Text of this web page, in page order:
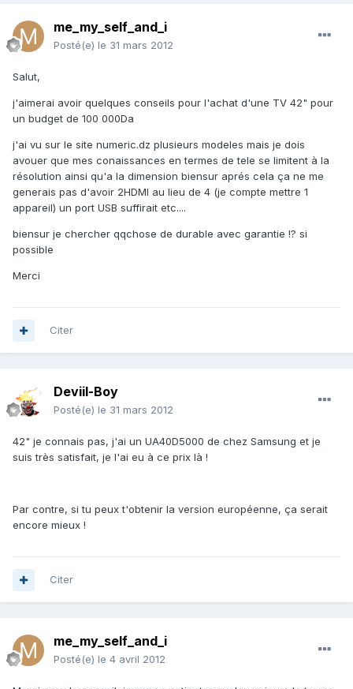
me_my_self_and_i
Posté(e) le 31 mars 2012
Salut,
j'aimerai avoir quelques conseils pour l'achat d'une TV 42" pour
un budget de 100 000Da
j'ai vu sur le site numeric.dz plusieurs modeles mais je dois
avouer que mes conaissances en termes de tele se limitent à la
résolution ainsi qu'a la dimension biensur aprés cela ça ne me
generais pas d'avoir 2HDMI au lieu de 4 (je compte mettre 1
appareil) un port USB suffirait etc....
biensur je chercher qqchose de durable avec garantie !? si
possible
Merci
Citer
Deviil-Boy
Posté(e) le 31 mars 2012
42" je connais pas, j'ai un UA40D5000 de chez Samsung et je
suis très satisfait, je l'ai eu à ce prix là !
Par contre, si tu peux t'obtenir la version européenne, ça serait
encore mieux !
Citer
me_my_self_and_i
Posté(e) le 4 avril 2012